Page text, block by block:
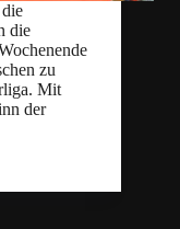
die
zu
Mit
der